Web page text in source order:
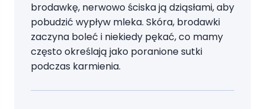
brodawkę, nerwowo ściska ją dziąsłami, aby
pobudzić wypływ mleka. Skóra, brodawki
zaczyna boleć i niekiedy pękać, co mamy
często określają jako poranione sutki
podczas karmienia.